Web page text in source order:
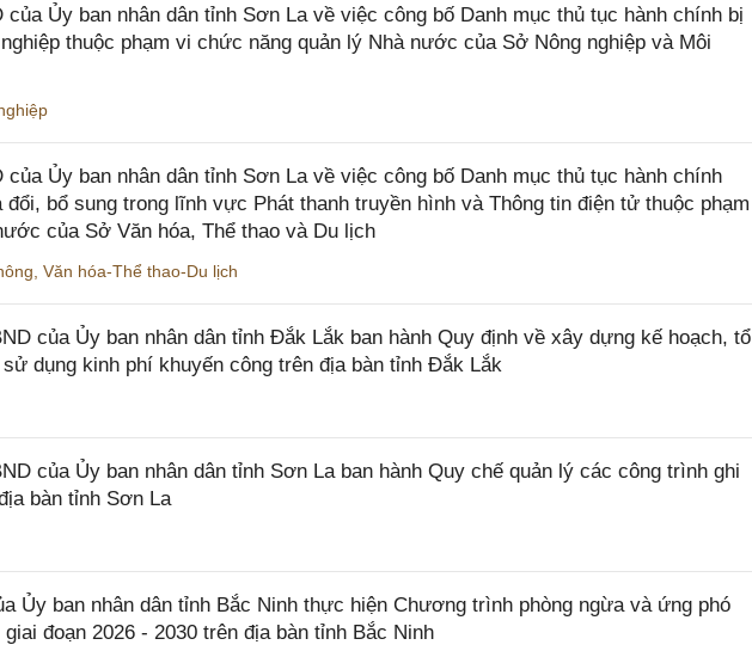
Ủy ban nhân dân tỉnh Sơn La về việc công bố Danh mục thủ tục hành chính bị
thuộc phạm vi chức năng quản lý Nhà nước của Sở Nông nghiệp và Môi
Ủy ban nhân dân tỉnh Sơn La về việc công bố Danh mục thủ tục hành chính
bổ sung trong lĩnh vực Phát thanh truyền hình và Thông tin điện tử thuộc phạm
của Sở Văn hóa, Thể thao và Du lịch
Văn hóa-Thể thao-Du lịch
của Ủy ban nhân dân tỉnh Đắk Lắk ban hành Quy định về xây dựng kế hoạch, tổ
dụng kinh phí khuyến công trên địa bàn tỉnh Đắk Lắk
của Ủy ban nhân dân tỉnh Sơn La ban hành Quy chế quản lý các công trình ghi
bàn tỉnh Sơn La
Ủy ban nhân dân tỉnh Bắc Ninh thực hiện Chương trình phòng ngừa và ứng phó
đoạn 2026 - 2030 trên địa bàn tỉnh Bắc Ninh